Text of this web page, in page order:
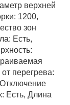
верхней
1200,
зон
Есть,
перегрева:
Есть, Длина